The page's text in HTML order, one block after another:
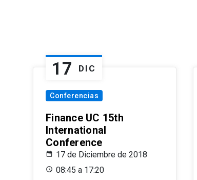
17 DIC
Conferencias
Finance UC 15th
International
Conference
17 de Diciembre de 2018
08:45 a 17:20